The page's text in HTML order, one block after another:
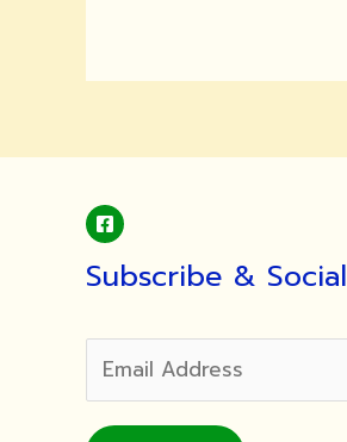
แจก
2567
Subscribe & Social